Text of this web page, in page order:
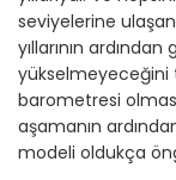
seviyelerine ulaşan
yıllarının
barometresi
aşamanın
modeli oldukça